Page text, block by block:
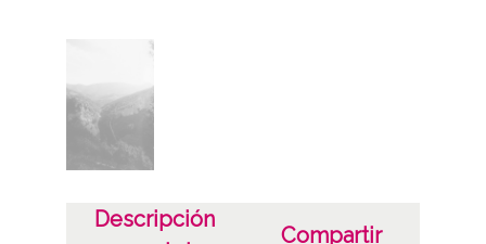
Plata;
Fecha
19400101
19601231
1940, enero, 1 a 1960, diciembre, 31 -
Descripción
Compartir